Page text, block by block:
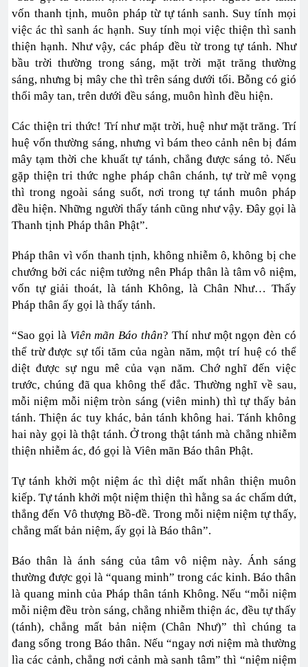
vốn thanh tịnh, muôn pháp từ tự tánh sanh. Suy tính mọi
việc ác thì sanh ác hạnh. Suy tính mọi việc thiện thì sanh
thiện hạnh. Như vậy, các pháp đều từ trong tự tánh. Như
bầu trời thường trong sáng, mặt trời mặt trăng thường
sáng, nhưng bị mây che thì trên sáng dưới tối. Bỗng có gió
thổi mây tan, trên dưới đều sáng, muôn hình đều hiện.
Các thiện tri thức! Trí như mặt trời, huệ như mặt trăng. Trí
huệ vốn thường sáng, nhưng vì bám theo cảnh nên bị đám
mây tạm thời che khuất tự tánh, chẳng được sáng tỏ. Nếu
gặp thiện tri thức nghe pháp chân chánh, tự trừ mê vọng
thì trong ngoài sáng suốt, nơi trong tự tánh muôn pháp
đều hiện. Những người thấy tánh cũng như vậy. Đây gọi là
Thanh tịnh Pháp thân Phật”.
Pháp thân vì vốn thanh tịnh, không nhiễm ô, không bị che
chướng bởi các niệm tưởng nên Pháp thân là tâm vô niệm,
vốn tự giải thoát, là tánh Không, là Chân Như… Thấy
Pháp thân ấy gọi là thấy tánh.
“Sao gọi là Viên mãn Báo thân? Thí như một ngọn đèn có
thể trừ được sự tối tăm của ngàn năm, một trí huệ có thể
diệt được sự ngu mê của vạn năm. Chớ nghĩ đến việc
trước, chúng đã qua không thể đắc. Thường nghĩ về sau,
mỗi niệm mỗi niệm tròn sáng (viên minh) thì tự thấy bản
tánh. Thiện ác tuy khác, bản tánh không hai. Tánh không
hai này gọi là thật tánh. Ở trong thật tánh mà chẳng nhiễm
thiện nhiễm ác, đó gọi là Viên mãn Báo thân Phật.
Tự tánh khởi một niệm ác thì diệt mất nhân thiện muôn
kiếp. Tự tánh khởi một niệm thiện thì hằng sa ác chấm dứt,
thẳng đến Vô thượng Bồ-đề. Trong mỗi niệm niệm tự thấy,
chẳng mất bản niệm, ấy gọi là Báo thân”.
Báo thân là ánh sáng của tâm vô niệm này. Ánh sáng
thường được gọi là “quang minh” trong các kinh. Báo thân
là quang minh của Pháp thân tánh Không. Nếu “mỗi niệm
mỗi niệm đều tròn sáng, chẳng nhiễm thiện ác, đều tự thấy
(tánh), chẳng mất bản niệm (Chân Như)” thì chúng ta
đang sống trong Báo thân. Nếu “ngay nơi niệm mà thường
lìa các cảnh, chẳng nơi cảnh mà sanh tâm” thì “niệm niệm